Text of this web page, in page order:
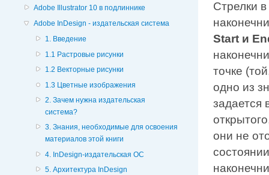
Adobe Illustrator 10 в подлиннике
Adobe InDesign - издательская система
1. Введение
1.1 Растровые рисунки
1.2 Векторные рисунки
1.3 Цветные изображения
2. Зачем нужна издательская
система?
3. Знания, необходимые для освоения
материалов этой книги
4. InDesign-издательская ОС
5. Архитектура InDesign
Стрелки
Start и
точке
одно из
задается
они не